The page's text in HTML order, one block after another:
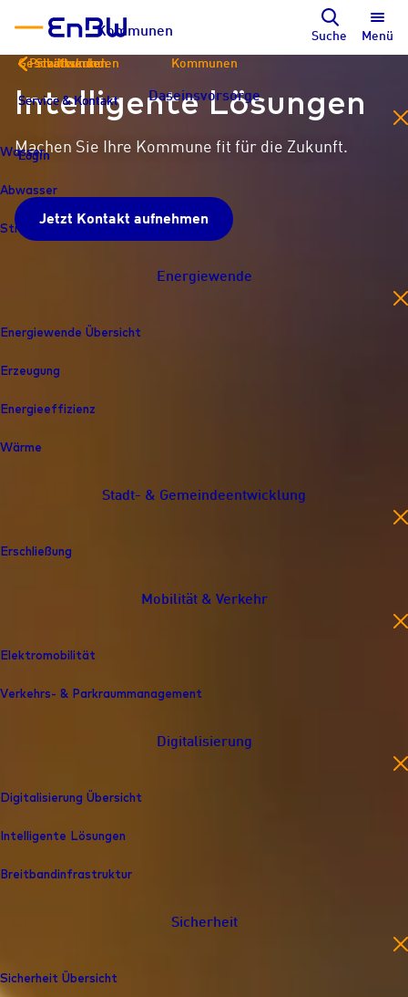
Kommunen Suche Menü
Kommunen
Daseinsvorsorge
Wasser
Abwasser
Straßenbeleuchtung
Energiewende
Energiewende Übersicht
Erzeugung
Energieeffizienz
Wärme
Stadt- & Gemeindeentwicklung
Erschließung
Mobilität & Verkehr
Elektromobilität
Verkehrs- & Parkraummanagement
Digitalisierung
Digitalisierung Übersicht
Intelligente Lösungen
Breitbandinfrastruktur
Sicherheit
Sicherheit Übersicht
Privatkunden
Service & Kontakt
Login
Geschäftskunden
Service & Kontakt
Login
Stadtwerke
Service & Kontakt
Login
Intelligente Lösungen
Machen Sie Ihre Kommune fit für die Zukunft.
Jetzt Kontakt aufnehmen